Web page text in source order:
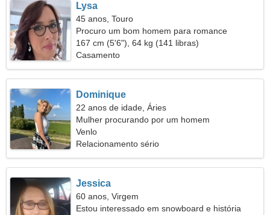
Lysa
45 anos, Touro
Procuro um bom homem para romance
167 cm (5'6"), 64 kg (141 libras)
Casamento
Dominique
22 anos de idade, Áries
Mulher procurando por um homem
Venlo
Relacionamento sério
Jessica
60 anos, Virgem
Estou interessado em snowboard e história